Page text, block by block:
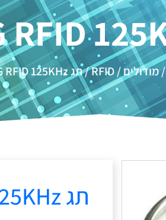
/מודולים/
RFID/ תג TAG RFID 125KHz
תג TAG RFID 125KHz